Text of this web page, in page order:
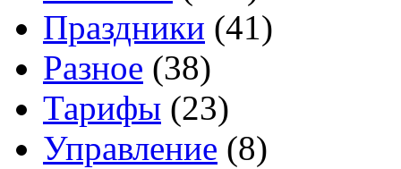
Праздники (41)
Разное (38)
Тарифы (23)
Управление (8)